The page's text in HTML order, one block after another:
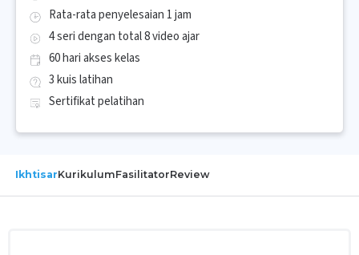
Rata-rata penyelesaian 1 jam
4 seri dengan total 8 video ajar
60 hari akses kelas
3 kuis latihan
Sertifikat pelatihan
IkhtisarKurikulumFasilitatorReview